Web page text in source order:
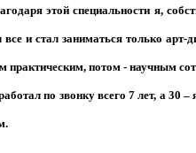
этой специальности я,
и стал заниматься только арт-
практическим, потом - научным
по звонку всего 7 лет, а 30